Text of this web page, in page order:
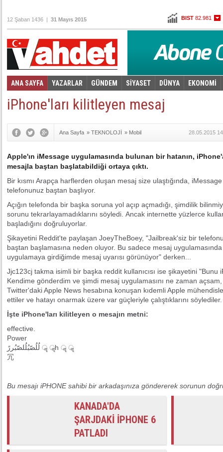
BIST 82.981
Altın101,736
Euro 2,9155
12 Şaban 1436 | 31 Mayıs 2015
ANA SAYFA YAZARLAR GÜNDEM SİYASET DÜNYA EKONOMİ
Foto Galeri Video Galeri
iPhone'ları kilitleyen mesaj
Ana Sayfa » TEKNOLOJİ » Mobil 28.05.2015
Apple'ın iMessage uygulamasında bulunan bir hatanın,
mesajla baştan başlatabildiği ortaya çıktı.
Bir kısmı Arapça harflerden oluşan mesaj size ulaştığında,
telefonunuz baştan başlıyor.
Açığın telefonda bir başka soruna yol açıp açmadığı, şimdilik
sorunu tekrarlayamadıklarını söyledi. Ancak internette yüzlerce
başladığını doğruluyorlar.
Şikayetini Reddit'te paylaşan JoeyTheBoey, "Jailbreak'siz bir
baştan başlamasına neden oluyor. Bu sadece mesaj
uygulamaya girdiğimde mesaj uyarısı görünüyor" derken...
Jjc123cj takma isimli bir başka reddit kullanıcısı ise şikayetini "Bunu
Kendime gönderdim ve şimdi mesaj uygulamasını ne zaman
Twitter'daki Apple News hesabına konuşan kıdemli Apple
ettiler ve hatayı onarmak üzere var güçleriyle çalıştıklarını
İşte iPhone'ları kilitleyen o mesajın metni:
effective.
Power
لُلُصّبُلُلصّبُررً ॣ ॣh ॣ ॣ
冗
Bu mesajı iPHONE sahibi bir arkadaşınıza göndererek sorunun
KANADA'DA
ŞARJDAKİ İPHONE 6
PATLADI